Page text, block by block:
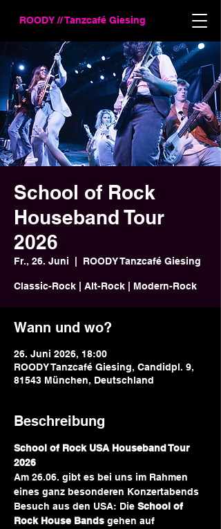
ROODY // Tanzcafé Giesing
School of Rock
Houseband Tour
2026
Fr., 26. Juni ROODY Tanzcafé Giesing
Classic-Rock | Alt-Rock | Modern-Rock
Wann und wo?
26. Juni 2026, 18:00
ROODY Tanzcafé Giesing, Candidpl. 9,
81543 München, Deutschland
Beschreibung
School of Rock USA Houseband Tour
2026
Am 26.06. gibt es bei uns im Rahmen
eines ganz besonderen Konzertabends
Besuch aus den USA: Die School of
Rock House Bands gehen auf